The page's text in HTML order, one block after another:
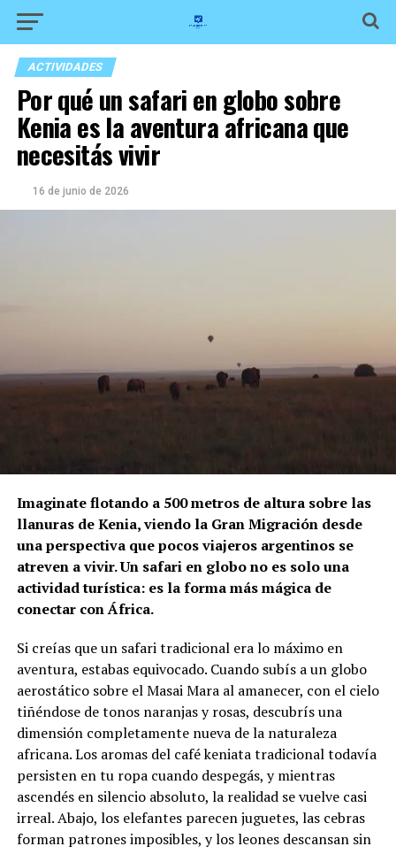
ACTIVIDADES
Por qué un safari en globo sobre
Kenia es la aventura africana que
necesitás vivir
16 de junio de 2026
Imaginate flotando a 500 metros de altura sobre las
llanuras de Kenia, viendo la Gran Migración desde
una perspectiva que pocos viajeros argentinos se
atreven a vivir. Un safari en globo no es solo una
actividad turística: es la forma más mágica de
conectar con África.
Si creías que un safari tradicional era lo máximo en
aventura, estabas equivocado. Cuando subís a un globo
aerostático sobre el Masai Mara al amanecer, con el cielo
tiñéndose de tonos naranjas y rosas, descubrís una
dimensión completamente nueva de la naturaleza
africana. Los aromas del café keniata tradicional todavía
persisten en tu ropa cuando despegás, y mientras
ascendés en silencio absoluto, la realidad se vuelve casi
irreal. Abajo, los elefantes parecen juguetes, las cebras
forman patrones imposibles, y los leones descansan sin